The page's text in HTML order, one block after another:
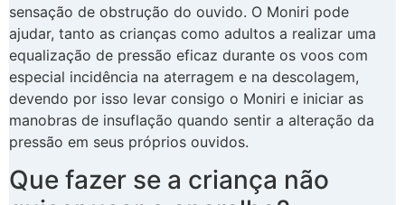
sensação de obstrução do ouvido. O Moniri pode
ajudar, tanto as crianças como adultos a realizar uma
equalização de pressão eficaz durante os voos com
especial incidência na aterragem e na descolagem,
devendo por isso levar consigo o Moniri e iniciar as
manobras de insuflação quando sentir a alteração da
pressão em seus próprios ouvidos.
Que fazer se a criança não